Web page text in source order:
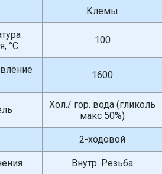
Клемы
°С
100
1600
Хол./ гор. вода (гликоль
макс 50%)
2-ходовой
Внутр. Резьба